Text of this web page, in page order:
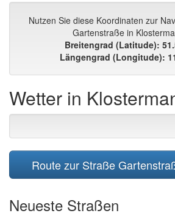
Nutzen Sie diese Koordinaten zur
Gartenstraße in
Breitengrad (Latitude):
Längengrad (Longitude):
Wetter in
Route zur Straße
Neueste Straßen